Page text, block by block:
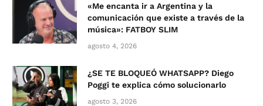
«Me encanta ir a Argentina y la
comunicación que existe a través de la
música»: FATBOY SLIM
agosto 4, 2026
¿SE TE BLOQUEÓ WHATSAPP? Diego
Poggi te explica cómo solucionarlo
agosto 3, 2026